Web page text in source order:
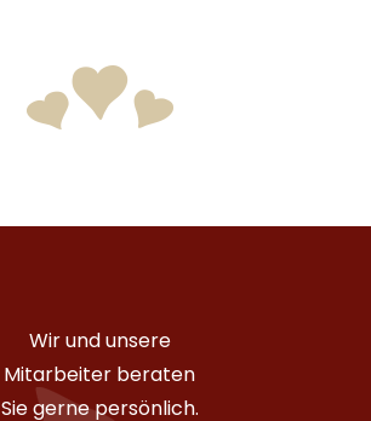
Wir und unsere
Mitarbeiter beraten
Sie gerne persönlich.